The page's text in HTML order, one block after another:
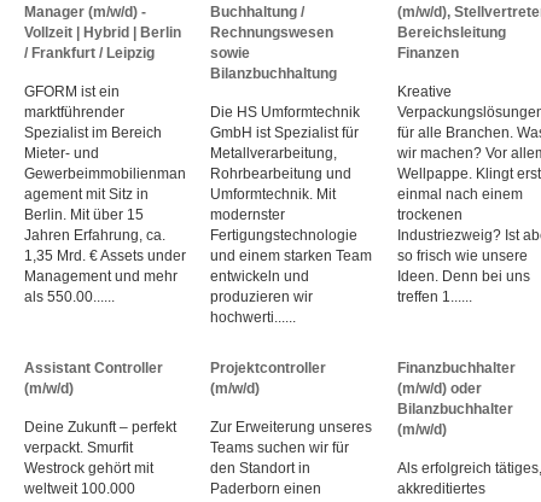
Manager (m/w/d) -
Vollzeit | Hybrid | Berlin
/ Frankfurt / Leipzig
GFORM ist ein
marktführender
Spezialist im Bereich
Mieter- und
Gewerbeimmobilienman
agement mit Sitz in
Berlin. Mit über 15
Jahren Erfahrung, ca.
1,35 Mrd. € Assets under
Management und mehr
als 550.00......
Buchhaltung /
Rechnungswesen
sowie
Bilanzbuchhaltung
Die HS Umformtechnik
GmbH ist Spezialist für
Metallverarbeitung,
Rohrbearbeitung und
Umformtechnik. Mit
modernster
Fertigungstechnologie
und einem starken Team
entwickeln und
produzieren wir
hochwerti......
(m/w/d),
Bereichsleitung
Finanzen
Kreative
für alle Branchen.
wir machen? Vor
Wellpappe. Klingt erst
einmal nach einem
trockenen
Industriezweig? Ist
so frisch wie unsere
Ideen. Denn bei uns
treffen 1......
Assistant Controller
(m/w/d)
Deine Zukunft – perfekt
verpackt. Smurfit
Westrock gehört mit
weltweit 100.000
Projektcontroller
(m/w/d)
Zur Erweiterung unseres
Teams suchen wir für
den Standort in
Paderborn einen
Finanzbuchhalter
(m/w/d) oder
Bilanzbuchhalter
(m/w/d)
Als erfolgreich tätiges,
akkreditiertes